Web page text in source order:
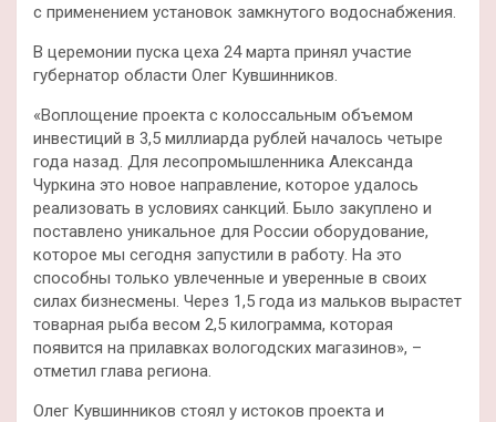
с применением установок замкнутого водоснабжения.
В церемонии пуска цеха 24 марта принял участие
губернатор области Олег Кувшинников.
«Воплощение проекта с колоссальным объемом
инвестиций в 3,5 миллиарда рублей началось четыре
года назад. Для лесопромышленника Александа
Чуркина это новое направление, которое удалось
реализовать в условиях санкций. Было закуплено и
поставлено уникальное для России оборудование,
которое мы сегодня запустили в работу. На это
способны только увлеченные и уверенные в своих
силах бизнесмены. Через 1,5 года из мальков вырастет
товарная рыба весом 2,5 килограмма, которая
появится на прилавках вологодских магазинов», –
отметил глава региона.
Олег Кувшинников стоял у истоков проекта и